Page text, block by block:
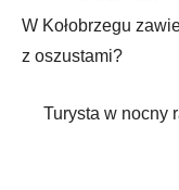
W Kołobrzegu
z oszustami?
Turysta w nocny